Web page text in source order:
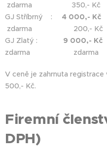
zdarma 350,- Kč
GJ Stříbrný : 4 000,- Kč
zdarma 200,- Kč
GJ Zlatý :
9 000,- Kč
zdarma zdarma
V ceně je zahrnuta registrace
500,- Kč.
Firemní
DPH)